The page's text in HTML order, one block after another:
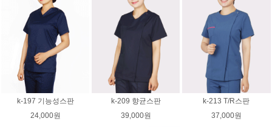
k-197 기능성스판
24,000원
k-209 향균스판
39,000원
k-213 T/R스판
37,000원